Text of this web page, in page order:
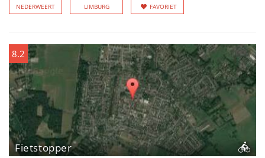
NEDERWEERT LIMBURG FAVORIET
8.2
Fietstopper